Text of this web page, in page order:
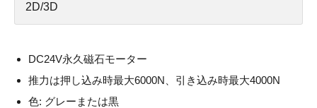
2D/3D
DC24V永久磁石モーター
推力は押し込み時最大6000N、引き込み時最大4000N
色: グレーまたは黒